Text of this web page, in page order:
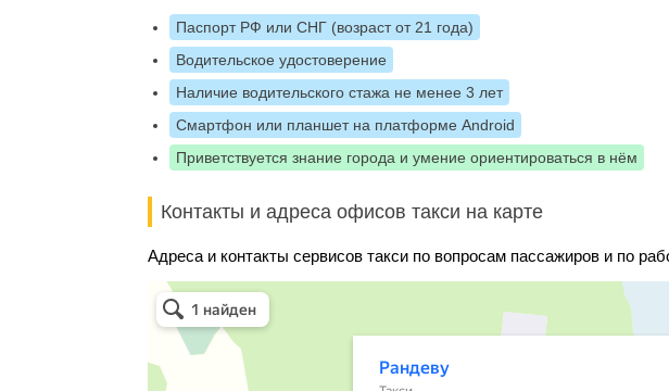
Паспорт РФ или СНГ (возраст от 21 года)
Водительское удостоверение
Наличие водительского стажа не менее 3 лет
Смартфон или планшет на платформе Android
Приветствуется знание города и умение ориентироваться в нём
Контакты и адреса офисов такси на карте
Адреса и контакты сервисов такси по вопросам пассажиров и по